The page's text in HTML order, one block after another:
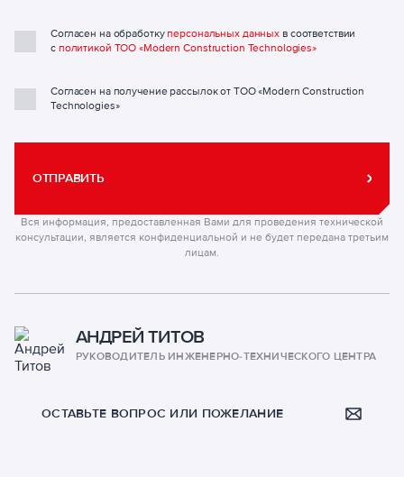
АНДРЕЙ ТИТОВ
РУКОВОДИТЕЛЬ ИНЖЕНЕРНО-ТЕХНИЧЕСКОГО ЦЕНТРА
ОСТАВЬТЕ ВОПРОС ИЛИ ПОЖЕЛАНИЕ
Согласен на обработку персональных данных в соответствии
с политикой ТОО «Modern Construction Technologies»
Согласен на получение рассылок от ТОО «Modern Construction
Technologies»
ОТПРАВИТЬ
Вся информация, предоставленная Вами для проведения технической
консультации, является конфиденциальной и не будет передана третьим
лицам.